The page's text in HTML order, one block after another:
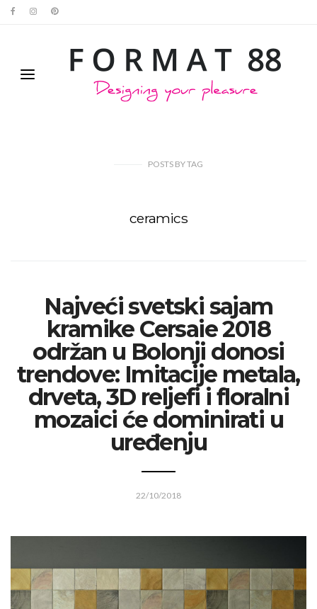
POSTS BYTAG
ceramics
Najveći svetski sajam
kramike Cersaie 2018
održan u Bolonji donosi
trendove: Imitacije metala,
drveta, 3D reljefi i floralni
mozaici će dominirati u
uređenju
22/10/2018